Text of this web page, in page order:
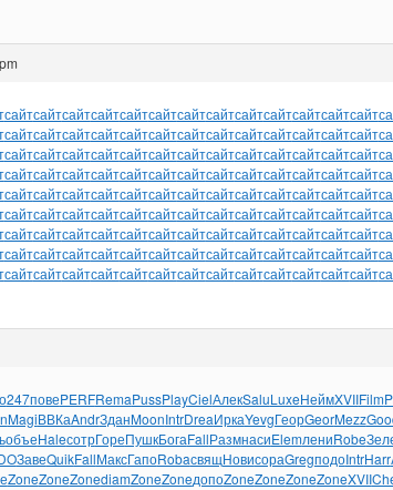
сайтсайтсайтсайтсайтсайтсайтсайтсайтсайтсайтсайтсайт
сайтсайтсайтсайтсайтсайтсайтсайтсайтсайтсайтсайтсайт
сайтсайтсайтсайтсайтсайтсайтсайтсайтсайтсайтсайтсайт
сайтсайтсайтсайтсайтсайтсайтсайтсайтсайтсайтсайтсайт
сайтсайтсайтсайтсайтсайтсайтсайтсайтсайтсайтсайтсайт
сайтсайтсайтсайтсайтсайтсайтсайтсайтсайтсайтсайтсайт
сайтсайтсайтсайтсайтсайтсайтсайтсайтсайтсайтсайтсайт
сайтсайтсайтсайтсайтсайтсайтсайтсайтсайтсайтсайтсайт
сайтсайтсайтсайтсайтсайтсайтсайтсайтсайтсайтсайтсайт
247повеPERFRemaPussPlayCielАлекSaluLuxeНеймXVIIFilm
MagiВВКаAndrЗданMoonIntrDreaИркаYevgГеорGeorMezz
объеHaleсотрГореПушкБогаFallРазмнасиElemлениRobe
ЗавеQuikFallМаксГапоRobaсвящНовисораGregподоIntrHarr
ZoneZoneZonediamZoneZoneдопоZoneZoneZoneZoneXVII